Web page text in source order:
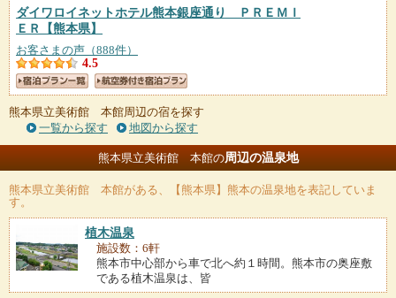
ダイワロイネットホテル熊本銀座通り ＰＲＥＭＩ
ＥＲ
【熊本県】
お客さまの声（888件）
4.5
熊本県立美術館 本館周辺の宿を探す
一覧から探す
地図から探す
熊本県立美術館 本館の周辺の温泉地
熊本県立美術館 本館がある、【熊本県】熊本の温泉地を表記していま
す。
植木温泉
施設数：6軒
熊本市中心部から車で北へ約１時間。熊本市の奥座敷
である植木温泉は、皆